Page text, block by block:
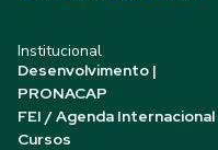
Institucional
Desenvolvimento |
PRONACAP
FEI / Agenda Internacional
Cursos